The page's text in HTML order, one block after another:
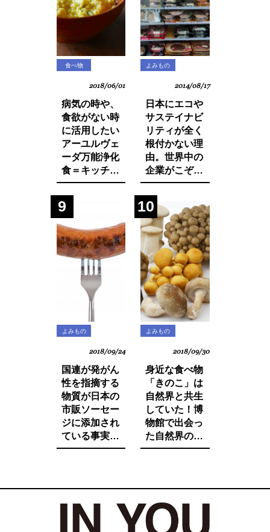
食べ物
2018/06/01
病気の時や、
食欲がない時
に活用したい
アーユルヴェ
ーダ万能浄化
食＝キッチャ
リーの作り方
よみもの
2014/08/17
日本にエコや
サステイナビ
リティが全く
根付かない理
由。世界中の
企業がこぞっ
て取り組む
SDGsへの遅
れ。それは日
本人・日本企
業と政府の意
識の低さにあ
った！
9
よみもの
2018/09/24
国連が発がん
性を指摘する
物質が日本の
市販ソーセー
ジに添加され
ている事実を
ご存知です
子供に食べさ
せたくないそ
の中身とは。
10
よみもの
2018/09/30
身近な食べ物
「きのこ」は
自然界と共生
していた！博
物館で出会っ
た自然界の法
則と栄養価が